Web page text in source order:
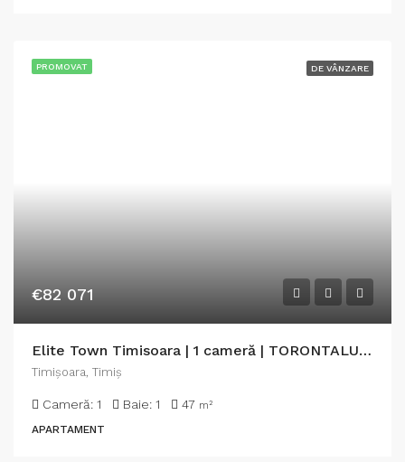
PROMOVAT DE VÂNZARE
€82 071
Elite Town Timisoara | 1 cameră | TORONTALULUI – METRO 2
Timişoara, Timiș
Cameră: 1 Baie: 1 47 m²
APARTAMENT